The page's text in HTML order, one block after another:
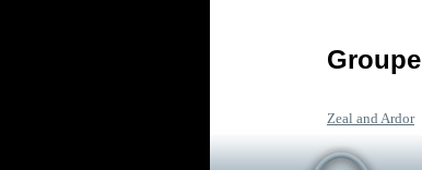
Groupe
Zeal and Ardor